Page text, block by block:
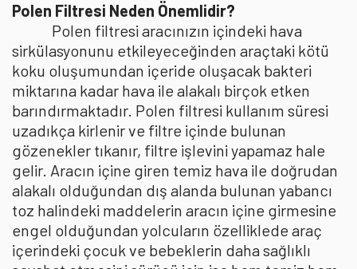
Polen Filtresi Neden Önemlidir?
Polen filtresi aracınızın içindeki hava
sirkülasyonunu etkileyeceğinden araçtaki kötü
koku oluşumundan içeride oluşacak bakteri
miktarına kadar hava ile alakalı birçok etken
barındırmaktadır. Polen filtresi kullanım süresi
uzadıkça kirlenir ve filtre içinde bulunan
gözenekler tıkanır, filtre işlevini yapamaz hale
gelir. Aracın içine giren temiz hava ile doğrudan
alakalı olduğundan dış alanda bulunan yabancı
toz halindeki maddelerin aracın içine girmesine
engel olduğundan yolcuların özelliklede araç
içerindeki çocuk ve bebeklerin daha sağlıklı